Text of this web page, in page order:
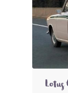
Lotus